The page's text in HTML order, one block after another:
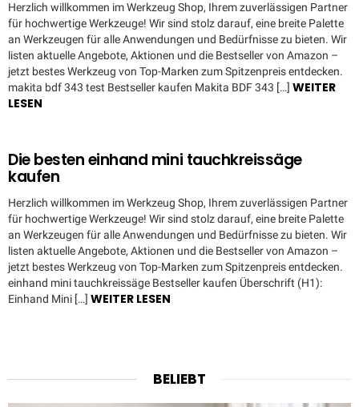
Herzlich willkommen im Werkzeug Shop, Ihrem zuverlässigen Partner
für hochwertige Werkzeuge! Wir sind stolz darauf, eine breite Palette
an Werkzeugen für alle Anwendungen und Bedürfnisse zu bieten. Wir
listen aktuelle Angebote, Aktionen und die Bestseller von Amazon –
jetzt bestes Werkzeug von Top-Marken zum Spitzenpreis entdecken.
makita bdf 343 test Bestseller kaufen Makita BDF 343 […] WEITER
LESEN
Die besten einhand mini tauchkreissäge
kaufen
Herzlich willkommen im Werkzeug Shop, Ihrem zuverlässigen Partner
für hochwertige Werkzeuge! Wir sind stolz darauf, eine breite Palette
an Werkzeugen für alle Anwendungen und Bedürfnisse zu bieten. Wir
listen aktuelle Angebote, Aktionen und die Bestseller von Amazon –
jetzt bestes Werkzeug von Top-Marken zum Spitzenpreis entdecken.
einhand mini tauchkreissäge Bestseller kaufen Überschrift (H1):
Einhand Mini […] WEITER LESEN
BELIEBT